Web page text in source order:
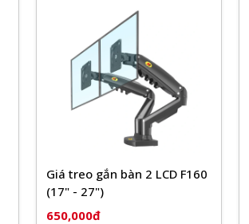
Giá treo gắn bàn 2 LCD F160
(17" - 27")
650,000đ